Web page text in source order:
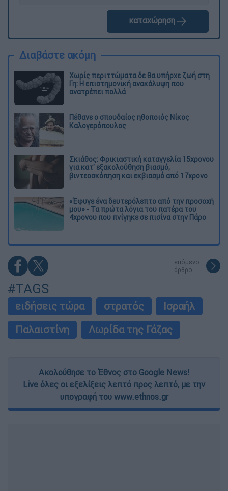
καταχώρηση
Διαβάστε ακόμη
Χωρίς περιττώματα δε θα υπήρχε ζωή στη
Γη: Η επιστημονική ανακάλυψη που
ανατρέπει πολλά
Πέθανε ο σπουδαίος ηθοποιός Νίκος
Καλογερόπουλος
Σκιάθος: Φρικιαστική καταγγελία 15χρονου
για κατ' εξακολούθηση βιασμό,
βιντεοσκόπηση και εκβιασμό από 17χρονο
«Έφυγε ένα δευτερόλεπτο από την προσοχή
μου» - Τα πρώτα λόγια του πατέρα του
4χρονου που πνίγηκε σε πισίνα στην Πάρο
επόμενο
άρθρο
#TAGS
ειδήσεις τώρα στρατός
Ισραήλ
Παλαιστίνη
Λωρίδα της Γάζας
Ακολούθησε το Έθνος στο Google News!
Live όλες οι εξελίξεις λεπτό προς λεπτό, με την
υπογραφή του www.ethnos.gr